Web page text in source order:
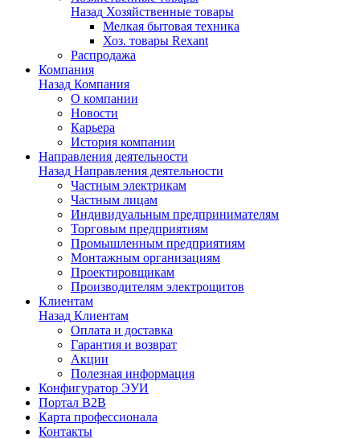
Назад Хозяйственные товары
Мелкая бытовая техника
Хоз. товары Rexant
Распродажа
Компания
Назад Компания
О компании
Новости
Карьера
История компании
Направления деятельности
Назад Направления деятельности
Частным электрикам
Частным лицам
Индивидуальным предпринимателям
Торговым предприятиям
Промышленным предприятиям
Монтажным организациям
Проектировщикам
Производителям электрощитов
Клиентам
Назад Клиентам
Оплата и доставка
Гарантия и возврат
Акции
Полезная информация
Конфигуратор ЭУИ
Портал B2B
Карта профессионала
Контакты